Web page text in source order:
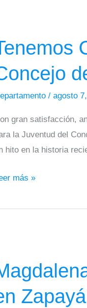
/ agosto
gran satisfacción,
la Juventud del
hito en la historia
más »